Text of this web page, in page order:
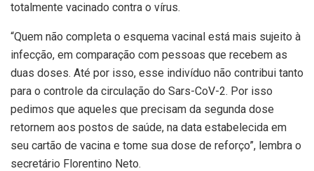
totalmente vacinado contra o vírus.
“Quem não completa o esquema vacinal está mais sujeito à
infecção, em comparação com pessoas que recebem as
duas doses. Até por isso, esse indivíduo não contribui tanto
para o controle da circulação do Sars-CoV-2. Por isso
pedimos que aqueles que precisam da segunda dose
retornem aos postos de saúde, na data estabelecida em
seu cartão de vacina e tome sua dose de reforço”, lembra o
secretário Florentino Neto.